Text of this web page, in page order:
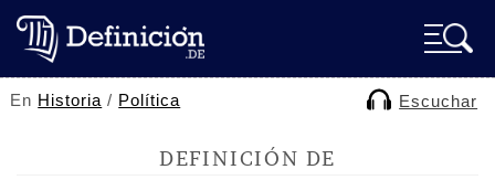
En Historia / Política Escuchar
DEFINICIÓN DE